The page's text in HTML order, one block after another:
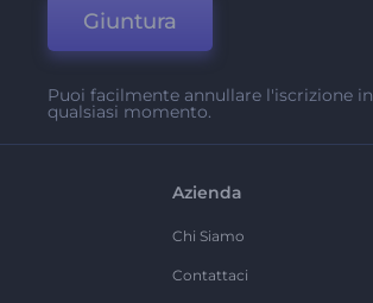
Giuntura
Puoi facilmente annullare l'iscrizione in
qualsiasi momento.
Azienda
Chi Siamo
Contattaci